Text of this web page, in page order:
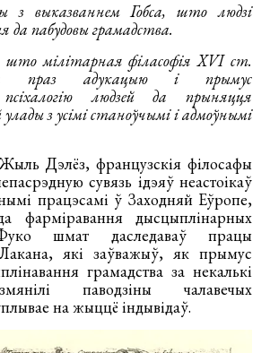
з выказваннем Гобса, што людзі
да пабудовы грамадства.
што мілітарная філасофія XVI ст.
праз адукацыю і прымус
псіхалогію людзей да прыняцця
з усімі станоўчымі і адмоўнымі
Дэлёз, французскія філосафы
сувязь ідэяў неастоікаў
працэсамі ў Заходняй Еўропе,
фарміравання дысцыплінарных
Фуко шмат даследаваў працы
Лакана, які заўважыў, як прымус
грамадства за некалькі
паводзіны чалавечых
на жыццё індывідаў.